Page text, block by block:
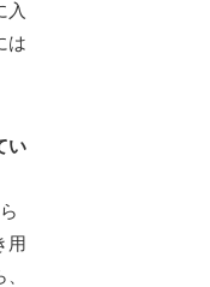
入
は
い
用